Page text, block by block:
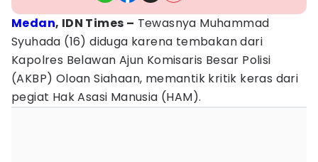
Medan, IDN Times – Tewasnya Muhammad
Syuhada (16) diduga karena tembakan dari
Kapolres Belawan Ajun Komisaris Besar Polisi
(AKBP) Oloan Siahaan, memantik kritik keras dari
pegiat Hak Asasi Manusia (HAM).